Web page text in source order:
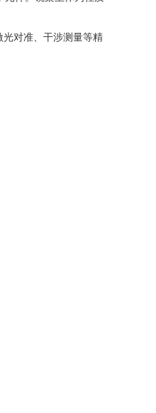
对准、干涉测量等精